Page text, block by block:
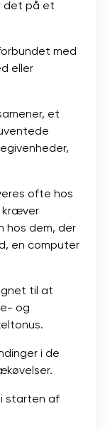
det på et
med
eller
et
ofte hos
kræver
hos dem, der
en computer
til at
og
i de
starten af